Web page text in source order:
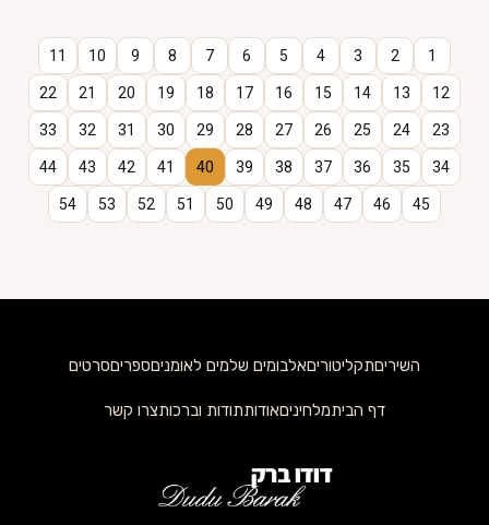
1
2
3
4
5
6
7
8
9
10
11
12
13
14
15
16
17
18
19
20
21
22
23
24
25
26
27
28
29
30
31
32
33
34
35
36
37
38
39
40
41
42
43
44
45
46
47
48
49
50
51
52
53
54
השיריםתקליטוריםאלבומים שלמים לאומניםספריםסרטים
דף הביתמלחיניםאודותתודות וברכותצרו קשר